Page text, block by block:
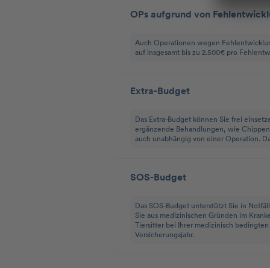
OPs aufgrund von
Auch Operationen wegen
auf insgesamt bis zu 2.500€ pro
Extra-Budget
Das Extra-Budget können Sie frei
ergänzende Behandlungen, wie
auch unabhängig von einer Operation.
SOS-Budget
Das SOS-Budget unterstützt Sie in
Sie aus medizinischen Gründen im
Tiersitter bei Ihrer medizinisch
Versicherungsjahr.